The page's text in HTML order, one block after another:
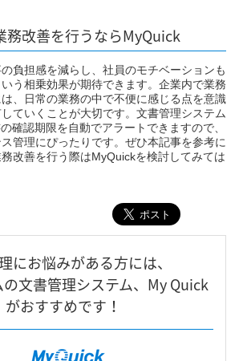
務改善を行うならMyQuick
負担感を減らし、社員のモチベーションも
う相乗効果が期待できます。企業内で業務
、日常の業務の中で不便に感じる点を意識
ていくことが大切です。文書管理システム
の確認期限を自動でアラートできますので、
管理にぴったりです。ぜひ本記事を参考に
改善を行う際はMyQuickを検討してみては
にお悩みがある⽅には、
⽂書管理システム、My Quick
がおすすめです！